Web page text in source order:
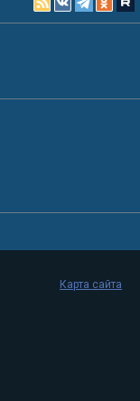
Карта сайта